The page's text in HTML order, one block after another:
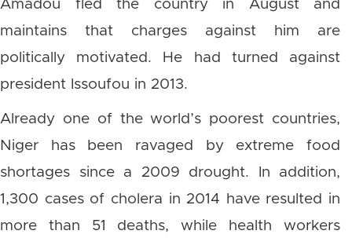
Amadou fled the country in August and
maintains that charges against him are
politically motivated. He had turned against
president Issoufou in 2013.
Already one of the world’s poorest countries,
Niger has been ravaged by extreme food
shortages since a 2009 drought. In addition,
1,300 cases of cholera in 2014 have resulted in
more than 51 deaths, while health workers